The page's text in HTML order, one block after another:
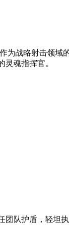
为战略射击领
魂指挥官。
队护盾，轻坦